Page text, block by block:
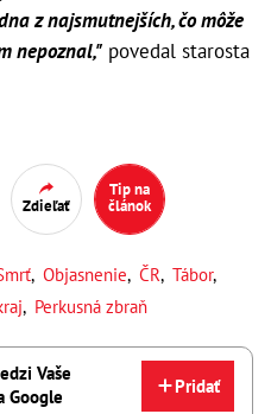
z najsmutnejších, čo môže
nepoznal," povedal starosta
Zdieľať
Tip na
článok
, Objasnenie, ČR, Tábor,
, Perkusná zbraň
Vaše
Google
Pridať